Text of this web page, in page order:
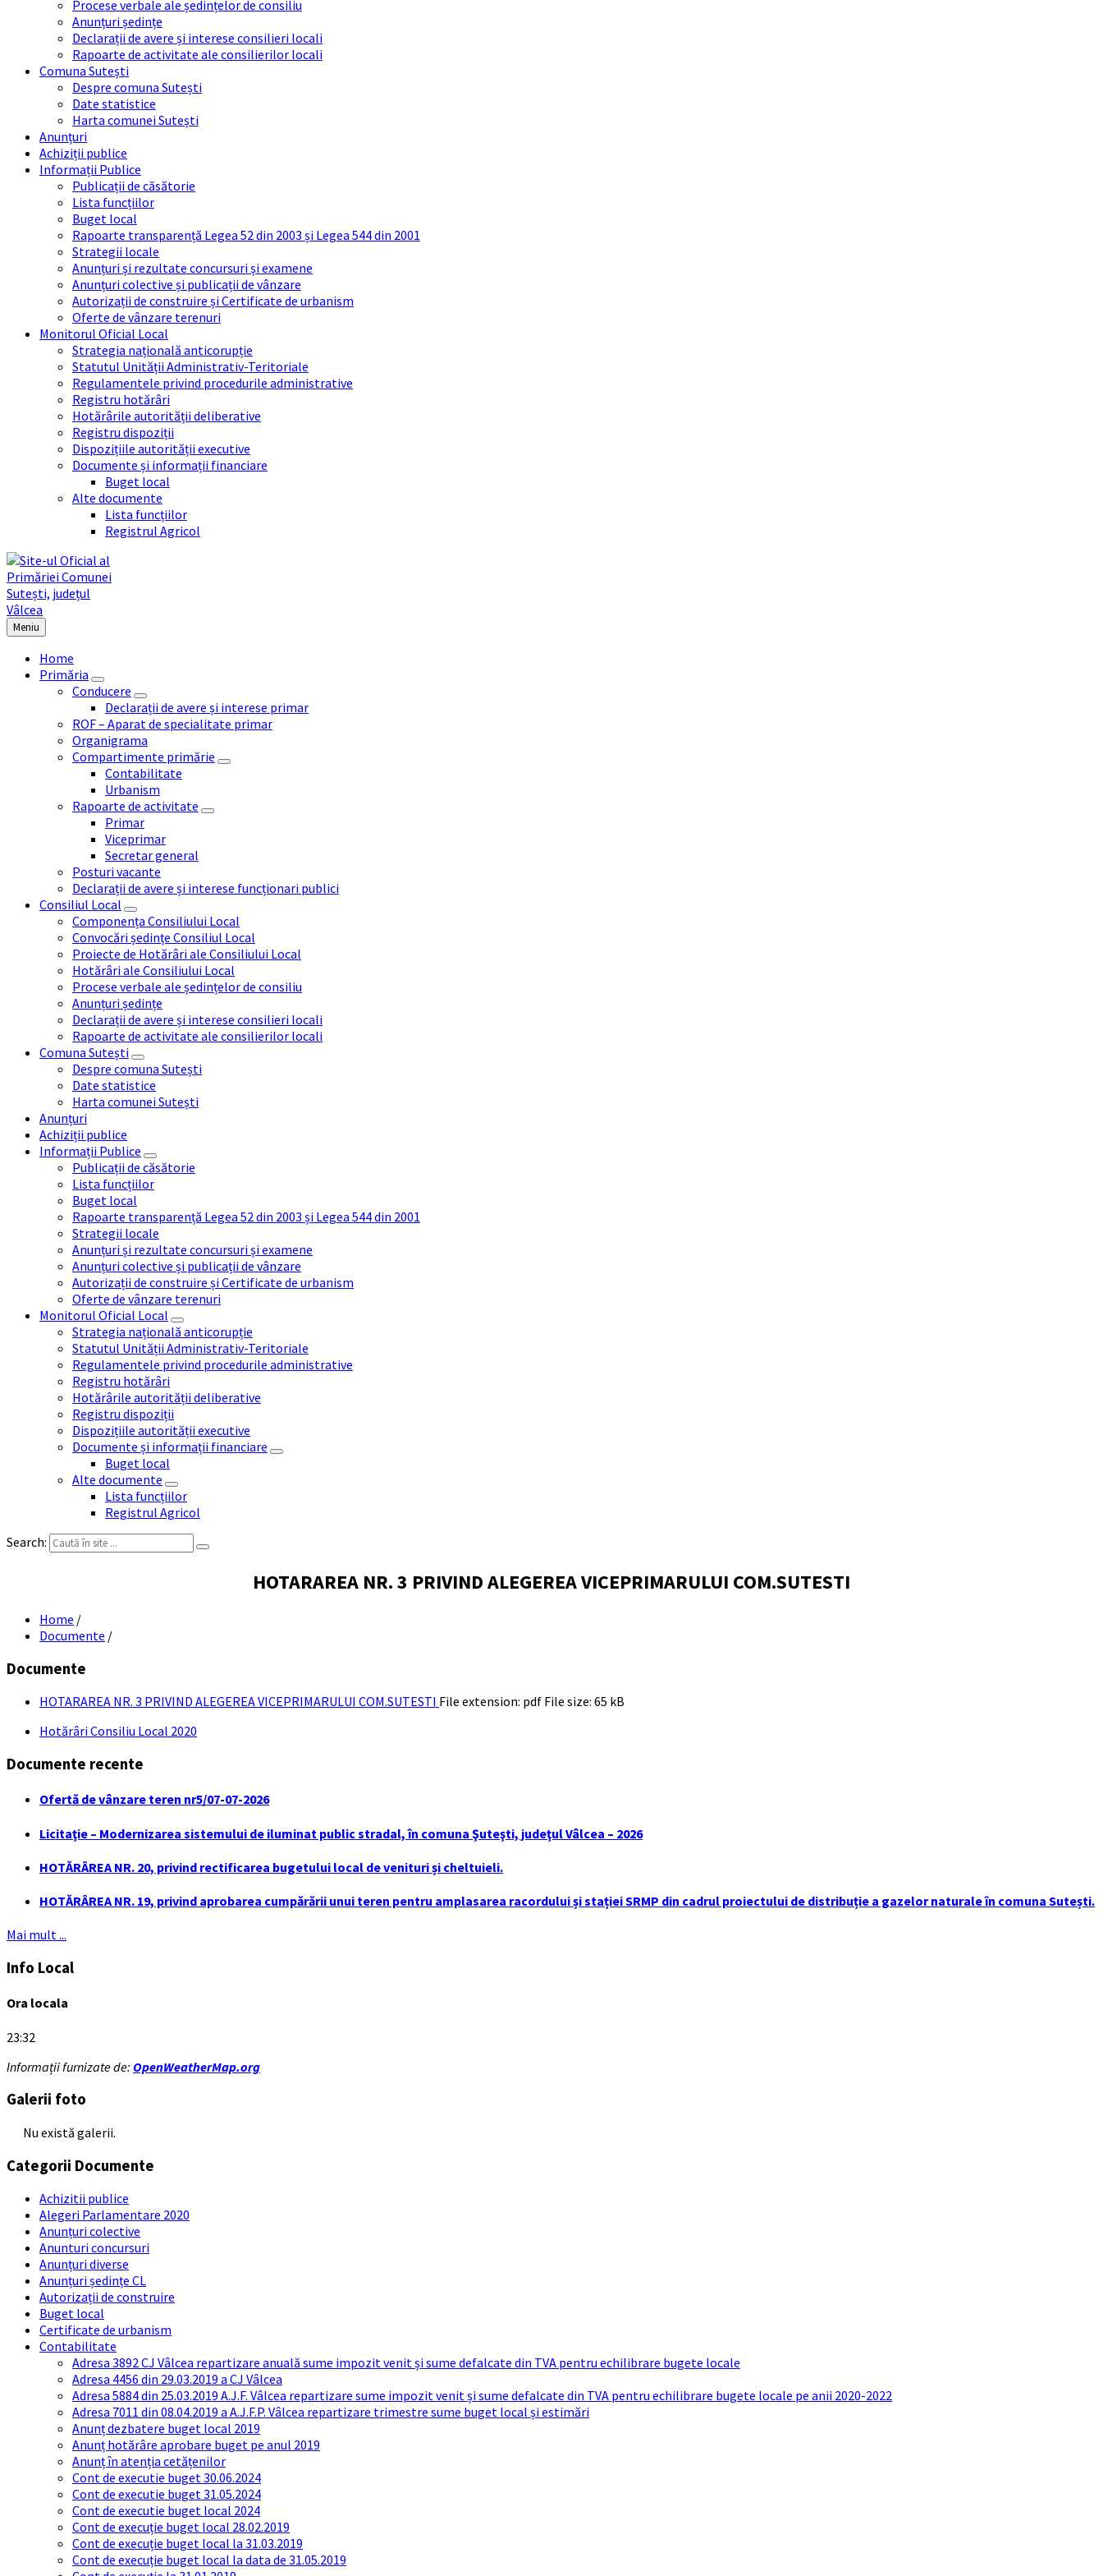
Procese verbale ale ședințelor de consiliu
Anunțuri ședințe
Declarații de avere și interese consilieri locali
Rapoarte de activitate ale consilierilor locali
Comuna Sutești
Despre comuna Sutești
Date statistice
Harta comunei Sutești
Anunțuri
Achiziții publice
Informații Publice
Publicații de căsătorie
Lista funcțiilor
Buget local
Rapoarte transparență Legea 52 din 2003 și Legea 544 din 2001
Strategii locale
Anunțuri și rezultate concursuri și examene
Anunțuri colective și publicații de vânzare
Autorizații de construire și Certificate de urbanism
Oferte de vânzare terenuri
Monitorul Oficial Local
Strategia națională anticorupție
Statutul Unității Administrativ-Teritoriale
Regulamentele privind procedurile administrative
Registru hotărâri
Hotărârile autorității deliberative
Registru dispoziții
Dispozițiile autorității executive
Documente și informații financiare
Buget local
Alte documente
Lista funcțiilor
Registrul Agricol
Meniu
Home
Primăria
Conducere
Declarații de avere și interese primar
ROF – Aparat de specialitate primar
Organigrama
Compartimente primărie
Contabilitate
Urbanism
Rapoarte de activitate
Primar
Viceprimar
Secretar general
Posturi vacante
Declarații de avere și interese funcționari publici
Consiliul Local
Componența Consiliului Local
Convocări ședințe Consiliul Local
Proiecte de Hotărâri ale Consiliului Local
Hotărâri ale Consiliului Local
Procese verbale ale ședințelor de consiliu
Anunțuri ședințe
Declarații de avere și interese consilieri locali
Rapoarte de activitate ale consilierilor locali
Comuna Sutești
Despre comuna Sutești
Date statistice
Harta comunei Sutești
Anunțuri
Achiziții publice
Informații Publice
Publicații de căsătorie
Lista funcțiilor
Buget local
Rapoarte transparență Legea 52 din 2003 și Legea 544 din 2001
Strategii locale
Anunțuri și rezultate concursuri și examene
Anunțuri colective și publicații de vânzare
Autorizații de construire și Certificate de urbanism
Oferte de vânzare terenuri
Monitorul Oficial Local
Strategia națională anticorupție
Statutul Unității Administrativ-Teritoriale
Regulamentele privind procedurile administrative
Registru hotărâri
Hotărârile autorității deliberative
Registru dispoziții
Dispozițiile autorității executive
Documente și informații financiare
Buget local
Alte documente
Lista funcțiilor
Registrul Agricol
Search:
HOTARAREA NR. 3 PRIVIND ALEGEREA VICEPRIMARULUI COM.SUTESTI
Home /
Documente /
Documente
HOTARAREA NR. 3 PRIVIND ALEGEREA VICEPRIMARULUI COM.SUTESTI File extension: pdf File size: 65 kB
Hotărâri Consiliu Local 2020
Documente recente
Ofertă de vânzare teren nr5/07-07-2026
Licitaţie – Modernizarea sistemului de iluminat public stradal, în comuna Şuteşti, judeţul Vâlcea – 2026
HOTĂRÂREA NR. 20, privind rectificarea bugetului local de venituri și cheltuieli.
HOTĂRÂREA NR. 19, privind aprobarea cumpărării unui teren pentru amplasarea racordului și stației SRMP din cadrul proiectului de distribuție a gazelor naturale în comuna Sutești.
Mai mult ...
Info Local
Ora locala
23:32
Informații furnizate de: OpenWeatherMap.org
Galerii foto
Nu există galerii.
Categorii Documente
Achizitii publice
Alegeri Parlamentare 2020
Anunțuri colective
Anunturi concursuri
Anunțuri diverse
Anunțuri ședințe CL
Autorizații de construire
Buget local
Certificate de urbanism
Contabilitate
Adresa 3892 CJ Vâlcea repartizare anuală sume impozit venit și sume defalcate din TVA pentru echilibrare bugete locale
Adresa 4456 din 29.03.2019 a CJ Vâlcea
Adresa 5884 din 25.03.2019 A.J.F. Vâlcea repartizare sume impozit venit și sume defalcate din TVA pentru echilibrare bugete locale pe anii 2020-2022
Adresa 7011 din 08.04.2019 a A.J.F.P. Vâlcea repartizare trimestre sume buget local și estimări
Anunț dezbatere buget local 2019
Anunț hotărâre aprobare buget pe anul 2019
Anunț în atenția cetățenilor
Cont de executie buget 30.06.2024
Cont de executie buget 31.05.2024
Cont de executie buget local 2024
Cont de execuție buget local 28.02.2019
Cont de execuție buget local la 31.03.2019
Cont de execuție buget local la data de 31.05.2019